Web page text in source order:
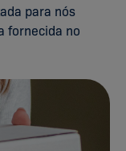
para nós
fornecida no